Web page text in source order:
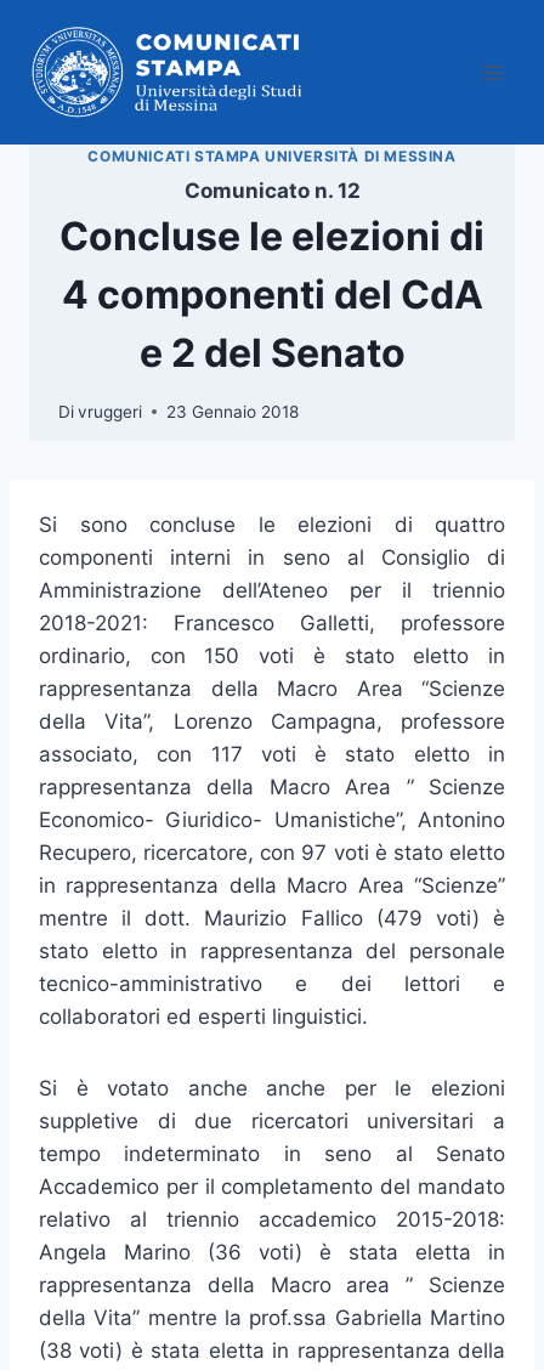
contenuto
COMUNICATI STAMPA UNIVERSITÀ DI MESSINA
Comunicato n. 12
Concluse le elezioni di
4 componenti del CdA
e 2 del Senato
Divruggeri 23 Gennaio 2018
Si sono concluse le elezioni di quattro
componenti interni in seno al Consiglio di
Amministrazione dell’Ateneo per il triennio
2018-2021: Francesco Galletti, professore
ordinario, con 150 voti è stato eletto in
rappresentanza della Macro Area “Scienze
della Vita”, Lorenzo Campagna, professore
associato, con 117 voti è stato eletto in
rappresentanza della Macro Area ” Scienze
Economico- Giuridico- Umanistiche”, Antonino
Recupero, ricercatore, con 97 voti è stato eletto
in rappresentanza della Macro Area “Scienze”
mentre il dott. Maurizio Fallico (479 voti) è
stato eletto in rappresentanza del personale
tecnico-amministrativo e dei lettori e
collaboratori ed esperti linguistici.
Si è votato anche anche per le elezioni
suppletive di due ricercatori universitari a
tempo indeterminato in seno al Senato
Accademico per il completamento del mandato
relativo al triennio accademico 2015-2018:
Angela Marino (36 voti) è stata eletta in
rappresentanza della Macro area ” Scienze
della Vita” mentre la prof.ssa Gabriella Martino
(38 voti) è stata eletta in rappresentanza della